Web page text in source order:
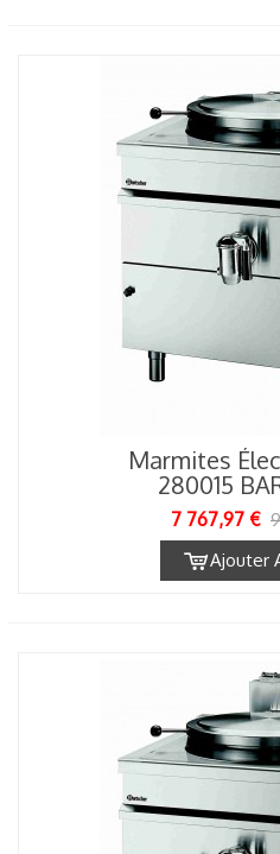
Marmites
280015
7 767,97 €
Ajouter